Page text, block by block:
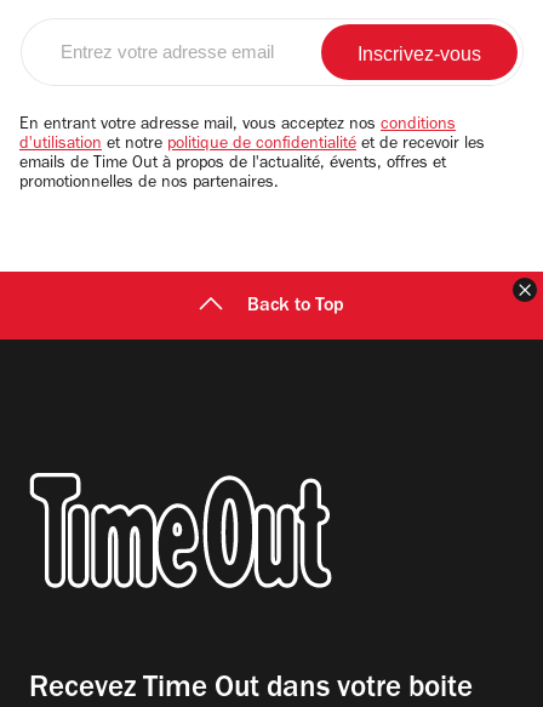
email
En entrant votre adresse mail, vous acceptez nos conditions
d'utilisation et notre politique de confidentialité et de recevoir les
emails de Time Out à propos de l'actualité, évents, offres et
promotionnelles de nos partenaires.
Back to Top
Recevez Time Out dans votre boite